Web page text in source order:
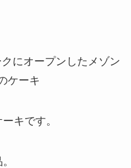
キです。